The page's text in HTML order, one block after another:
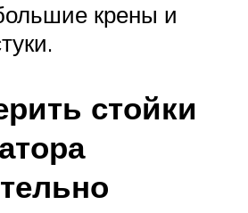
крены и
стойки